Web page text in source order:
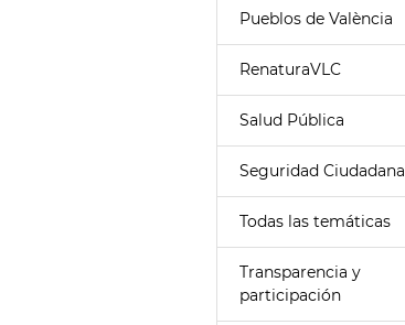
Pueblos de València
RenaturaVLC
Salud Pública
Seguridad Ciudadana
Todas las temáticas
Transparencia y
participación